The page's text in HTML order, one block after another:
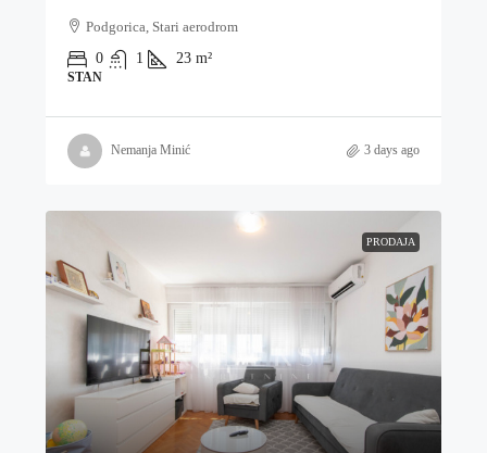
Podgorica, Stari aerodrom
0
1 23 m²
STAN
Nemanja Minić 3 days ago
PRODAJA